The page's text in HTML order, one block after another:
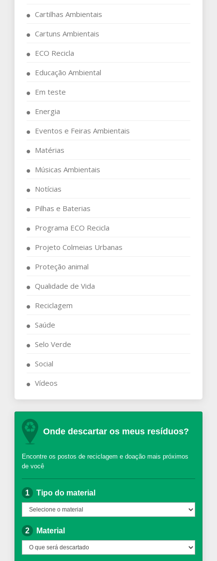
Cartilhas Ambientais
Cartuns Ambientais
ECO Recicla
Educação Ambiental
Em teste
Energia
Eventos e Feiras Ambientais
Matérias
Músicas Ambientais
Notícias
Pilhas e Baterias
Programa ECO Recicla
Projeto Colmeias Urbanas
Proteção animal
Qualidade de Vida
Reciclagem
Saúde
Selo Verde
Social
Vídeos